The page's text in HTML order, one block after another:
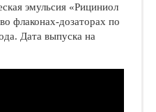
эмульсия «Рициниол
флаконах-дозаторах по
Дата выпуска на